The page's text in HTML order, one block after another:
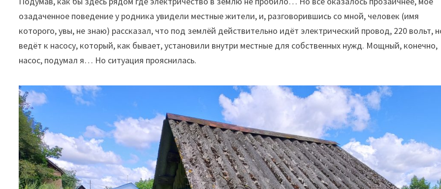
озадаченное поведение у родника увидели местные жители, и, разговорившись со мной, человек (имя
которого, увы, не знаю) рассказал, что под землёй действительно идёт электрический провод, 220 вольт,
ведёт к насосу, который, как бывает, установили внутри местные для собственных нужд. Мощный, конечно,
насос, подумал я… Но ситуация прояснилась.